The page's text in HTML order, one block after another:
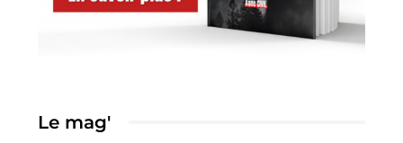
Le mag'